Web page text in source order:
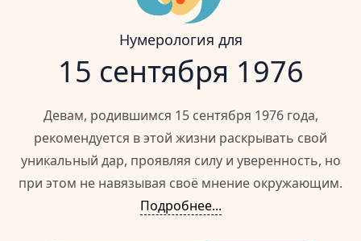
Календарь
Нумерология для
15 сентября 1976
Девам, родившимся 15 сентября 1976 года,
рекомендуется в этой жизни раскрывать свой
уникальный дар, проявляя силу и уверенность, но
при этом не навязывая своё мнение окружающим.
Подробнее...